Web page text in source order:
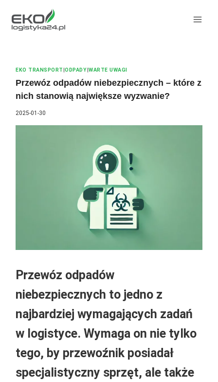
treści
EKO TRANSPORT |ODPADY|WARTE UWAGI
Przewóz odpadów niebezpiecznych – które z
nich stanowią największe wyzwanie?
2025-01-30
Przewóz odpadów
niebezpiecznych to jedno z
najbardziej wymagających zadań
w logistyce. Wymaga on nie tylko
tego, by przewoźnik posiadał
specjalistyczny sprzęt, ale także